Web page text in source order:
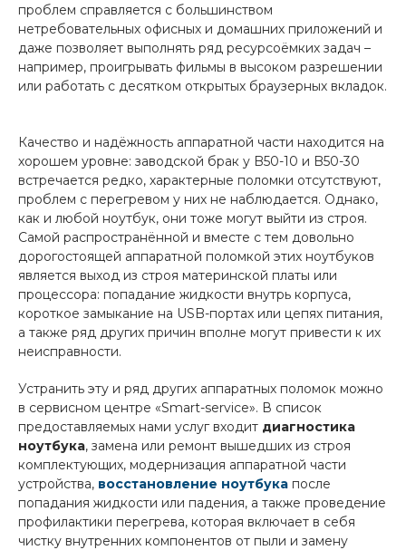
проблем справляется с большинством
нетребовательных офисных и домашних приложений и
даже позволяет выполнять ряд ресурсоёмких задач –
например, проигрывать фильмы в высоком разрешении
или работать с десятком открытых браузерных вкладок.
Качество и надёжность аппаратной части находится на
хорошем уровне: заводской брак у B50-10 и B50-30
встречается редко, характерные поломки отсутствуют,
проблем с перегревом у них не наблюдается. Однако,
как и любой ноутбук, они тоже могут выйти из строя.
Самой распространённой и вместе с тем довольно
дорогостоящей аппаратной поломкой этих ноутбуков
является выход из строя материнской платы или
процессора: попадание жидкости внутрь корпуса,
короткое замыкание на USB-портах или цепях питания,
а также ряд других причин вполне могут привести к их
неисправности.
Устранить эту и ряд других аппаратных поломок можно
в сервисном центре «Smart-service». В список
предоставляемых нами услуг входит диагностика
ноутбука, замена или ремонт вышедших из строя
комплектующих, модернизация аппаратной части
устройства, восстановление ноутбука после
попадания жидкости или падения, а также проведение
профилактики перегрева, которая включает в себя
чистку внутренних компонентов от пыли и замену